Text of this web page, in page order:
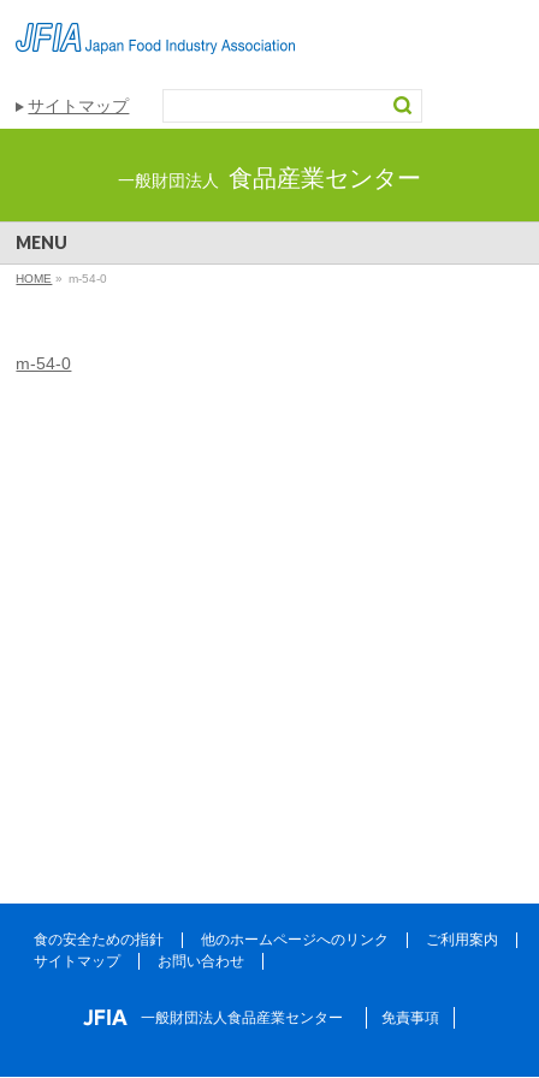
サイトマップ
一般財団法人 食品産業センター
MENU
HOME » m-54-0
m-54-0
食の安全ための指針 他のホームページへのリンク
ご利用案内
サイトマップ
お問い合わせ
一般財団法人食品産業センター 免責事項